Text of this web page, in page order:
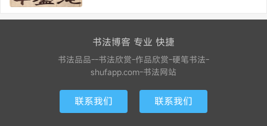
书法博客 专业 快捷
书法品品--书法欣赏-作品欣赏-硬笔书法-
shufapp.com-书法网站
联系我们 联系我们